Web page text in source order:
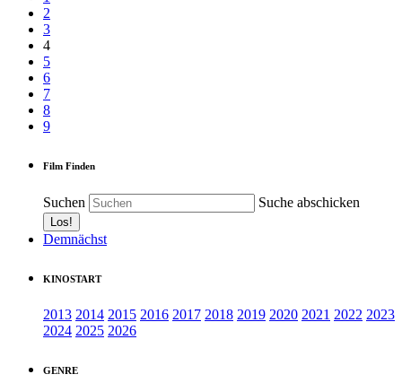
2
3
4
5
6
7
8
9
Film Finden
Suchen Suche abschicken
Demnächst
KINOSTART
2013 2014 2015 2016 2017 2018 2019 2020 2021 2022 2023
2024 2025 2026
GENRE